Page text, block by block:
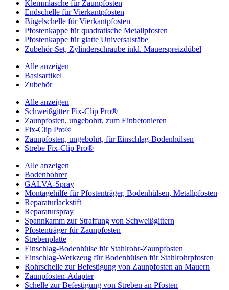
Klemmlasche für Zaunpfosten
Endschelle für Vierkantpfosten
Bügelschelle für Vierkantpfosten
Pfostenkappe für quadratische Metallpfosten
Pfostenkappe für glatte Universalstäbe
Zubehör-Set, Zylinderschraube inkl. Mauerspreizdübel
Alle anzeigen
Basisartikel
Zubehör
Alle anzeigen
Schweißgitter Fix-Clip Pro®
Zaunpfosten, ungebohrt, zum Einbetonieren
Fix-Clip Pro®
Zaunpfosten, ungebohrt, für Einschlag-Bodenhülsen
Strebe Fix-Clip Pro®
Alle anzeigen
Bodenbohrer
GALVA-Spray
Montagehilfe für Pfostenträger, Bodenhülsen, Metallpfosten
Reparaturlackstift
Reparaturspray
Spannkamm zur Straffung von Schweißgittern
Pfostenträger für Zaunpfosten
Strebenplatte
Einschlag-Bodenhülse für Stahlrohr-Zaunpfosten
Einschlag-Werkzeug für Bodenhülsen für Stahlrohrpfosten
Rohrschelle zur Befestigung von Zaunpfosten an Mauern
Zaunpfosten-Adapter
Schelle zur Befestigung von Streben an Pfosten